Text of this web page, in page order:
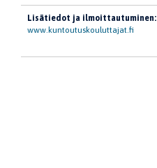
Lisätiedot ja ilmoittautuminen:
www.kuntoutuskouluttajat.fi